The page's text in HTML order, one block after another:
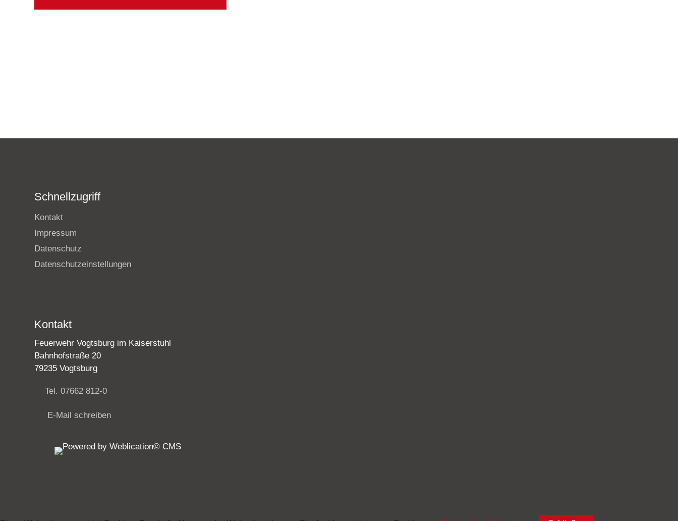
Schnellzugriff
Kontakt
Impressum
Datenschutz
Datenschutzeinstellungen
Kontakt
Feuerwehr Vogtsburg im Kaiserstuhl
Bahnhofstraße 20
79235 Vogtsburg
Tel. 07662 812-0
E-Mail schreiben